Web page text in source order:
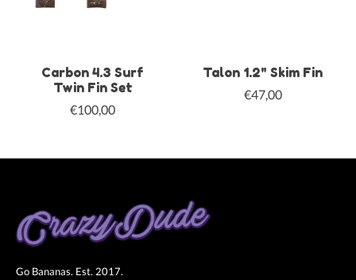
Carbon 4.3 Surf
Twin Fin Set
€100,00
Talon 1.2" Skim Fin
€47,00
Go Bananas. Est. 2017.